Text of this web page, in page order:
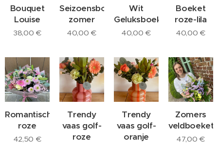
Bouquet
Louise
38,00 €
Seizoensboeket
zomer
40,00 €
Wit
Geluksboeket
40,00 €
Boeket
roze-lila
40,00 €
Romantisch
roze
42,50 €
Trendy
vaas golf-
roze
Trendy
vaas golf-
oranje
Zomers
veldboeket
47,00 €